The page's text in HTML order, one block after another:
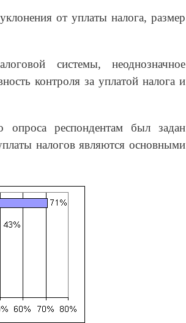
от уплаты налога, размер
системы, неоднозначное
контроля за уплатой налога и
опроса респондентам был задан
налогов являются основными